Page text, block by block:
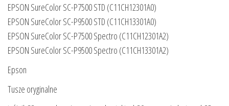
EPSON SureColor SC-P7500 STD (C11CH12301A0)
EPSON SureColor SC-P9500 STD (C11CH13301A0)
EPSON SureColor SC-P7500 Spectro (C11CH12301A2)
EPSON SureColor SC-P9500 Spectro (C11CH13301A2)
Epson
Tusze oryginalne